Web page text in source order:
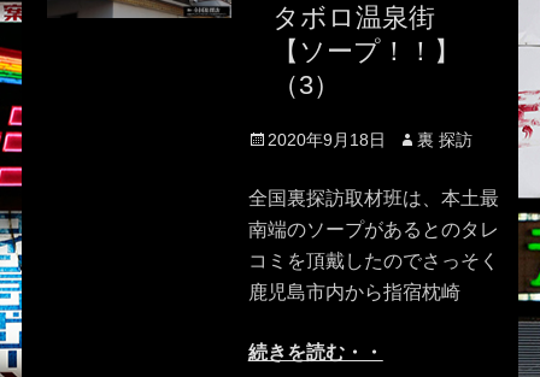
タボロ温泉街
【ソープ！！】
（3）
Posted
2020年9月18日 Author
裏 探訪
全国裏探訪取材班は、本土最
南端のソープがあるとのタレ
コミを頂戴したのでさっそく
鹿児島市内から指宿枕崎
続きを読む・・